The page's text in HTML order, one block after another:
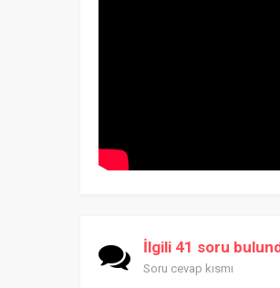
İlgili 41 soru
Soru cevap kısmı